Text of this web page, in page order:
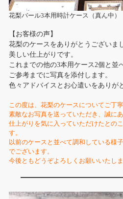
花梨バール3本用時計ケース（真ん中
【お客様の声】
花梨のケースをありがとうございま
美しい仕上がりです。
これまでの他の3本用ケース2個と並
ご参考までに写真を添付します。
色々アドバイスとお心遣いをありが
この度は、花梨のケースについてご丁
素敵なお写真を送っていただき、誠に
仕上がりを気に入っていただけたとの
す。
以前のケースと並べて調和している様
でございます。
今後ともどうぞよろしくお願いいたしま